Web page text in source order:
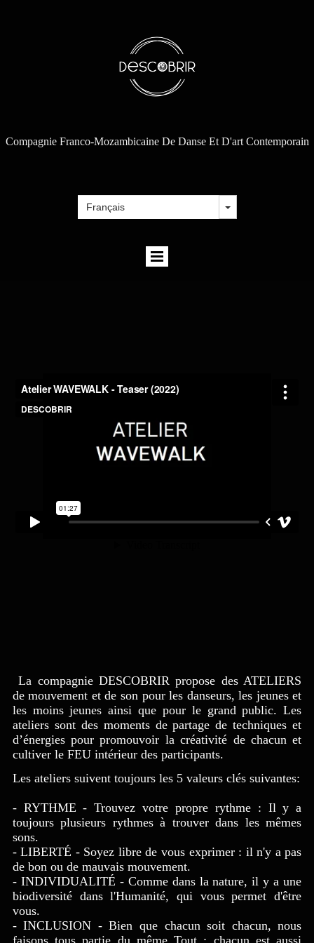
Compagnie Franco-Mozambicaine De Danse Et D'art Contemporain
La compagnie DESCOBRIR propose des ATELIERS
de mouvement et de son pour les danseurs, les jeunes et
les moins jeunes ainsi que pour le grand public. Les
ateliers sont des moments de partage de techniques et
d’énergies pour promouvoir la créativité de chacun et
cultiver le FEU intérieur des participants.
Les ateliers suivent toujours les 5 valeurs clés suivantes:
- RYTHME - Trouvez votre propre rythme : Il y a
toujours plusieurs rythmes à trouver dans les mêmes
sons.
- LIBERTÉ - Soyez libre de vous exprimer : il n'y a pas
de bon ou de mauvais mouvement.
- INDIVIDUALITÉ - Comme dans la nature, il y a une
biodiversité dans l'Humanité, qui vous permet d'être
vous.
- INCLUSION - Bien que chacun soit chacun, nous
faisons tous partie du même Tout : chacun est aussi